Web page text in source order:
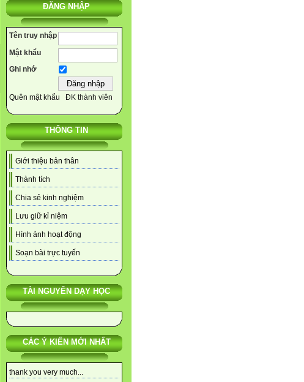
ĐĂNG NHẬP
Tên truy nhập
Mật khẩu
Ghi nhớ
Quên mật khẩu ĐK thành viên
THÔNG TIN
Giới thiệu bản thân
Thành tích
Chia sẻ kinh nghiệm
Lưu giữ kỉ niệm
Hình ảnh hoạt động
Soạn bài trực tuyến
TÀI NGUYÊN DẠY HỌC
CÁC Ý KIẾN MỚI NHẤT
thank you very much...